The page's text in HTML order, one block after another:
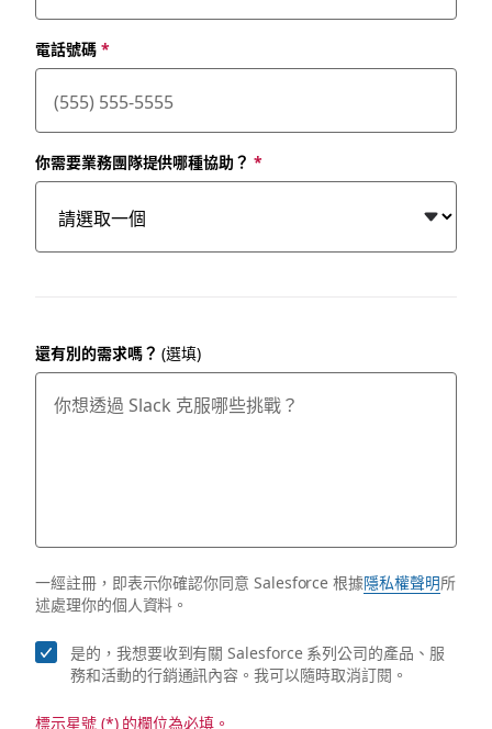
電話號碼*
你需要業務團隊提供哪種協助？ *
還有別的需求嗎？ (選填)
一經註冊，即表示你確認你同意 Salesforce 根據隱私權聲明所
述處理你的個人資料。
是的，我想要收到有關 Salesforce 系列公司的產品、服
務和活動的行銷通訊內容。我可以隨時取消訂閱。
標示星號 (*) 的欄位為必填。